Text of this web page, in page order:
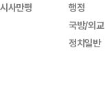
시사만평
행정
국방/외교
정치일반